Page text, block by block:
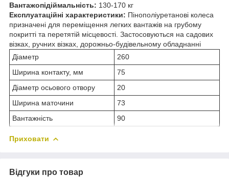
Вантажопідіймальність: 130-170 кг
Експлуатаційні характеристики: Пінополіуретанові колеса
призначені для переміщення легких вантажів на грубому
покритті та перетятій місцевості. Застосовуються на садових
візках, ручних візках, дорожньо-будівельному обладнанні
Діаметр
260
Ширина контакту, мм
75
Діаметр осьового отвору
20
Ширина маточини
73
Вантажність
90
Приховати
Відгуки про товар